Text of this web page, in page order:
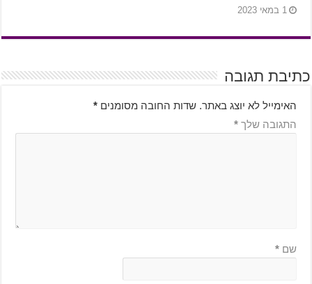
1 במאי 2023
כתיבת תגובה
האימייל לא יוצג באתר. שדות החובה מסומנים *
התגובה שלך *
שם *